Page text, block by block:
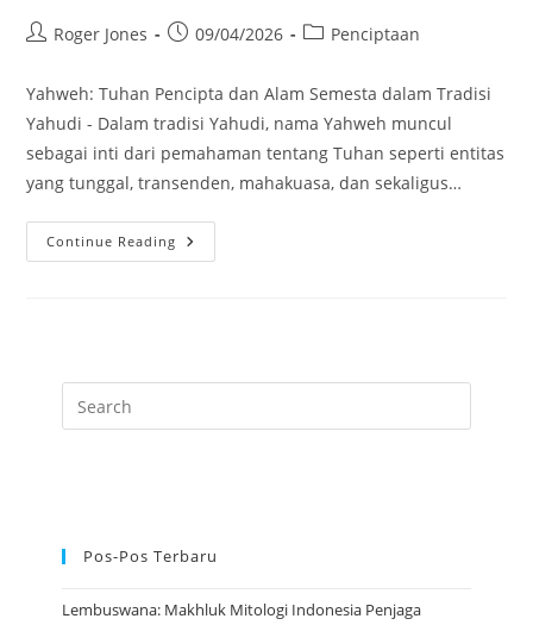
PostRoger Jones
Post09/04/2026
PostPenciptaan
Yahweh: Tuhan Pencipta dan Alam Semesta dalam Tradisi
Yahudi - Dalam tradisi Yahudi, nama Yahweh muncul
sebagai inti dari pemahaman tentang Tuhan seperti entitas
yang tunggal, transenden, mahakuasa, dan sekaligus…
Continue Reading Yahweh:
Tuhan
Pos-Pos Terbaru
Lembuswana: Makhluk Mitologi Indonesia Penjaga